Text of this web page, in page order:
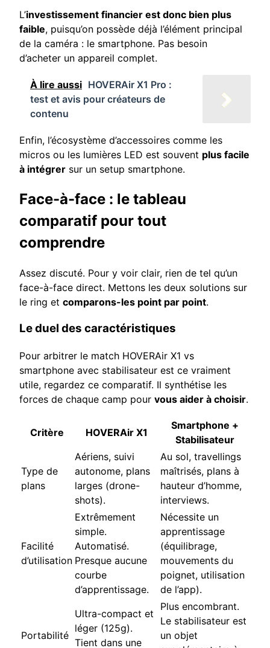
L’investissement financier est donc bien plus
faible, puisqu’on possède déjà l’élément principal
de la caméra : le smartphone. Pas besoin
d’acheter un appareil complet.
À lire aussi HOVERAir X1 Pro :
test et avis pour créateurs de
contenu
Enfin, l’écosystème d’accessoires comme les
micros ou les lumières LED est souvent plus facile
à intégrer sur un setup smartphone.
Face-à-face : le tableau
comparatif pour tout
comprendre
Assez discuté. Pour y voir clair, rien de tel qu’un
face-à-face direct. Mettons les deux solutions sur
le ring et comparons-les point par point.
Le duel des caractéristiques
Pour arbitrer le match HOVERAir X1 vs
smartphone avec stabilisateur est ce vraiment
utile, regardez ce comparatif. Il synthétise les
forces de chaque camp pour vous aider à choisir.
Critère HOVERAir X1
Smartphone +
Stabilisateur
Type de
plans
Aériens, suivi
autonome, plans
larges (drone-
shots).
Au sol, travellings
maîtrisés, plans à
hauteur d’homme,
interviews.
Facilité
d’utilisation
Extrêmement
simple.
Automatisé.
Presque aucune
courbe
d’apprentissage.
Nécessite un
apprentissage
(équilibrage,
mouvements du
poignet, utilisation
de l’app).
Portabilité
Ultra-compact et
léger (125g).
Tient dans une
Plus encombrant.
Le stabilisateur est
un objet